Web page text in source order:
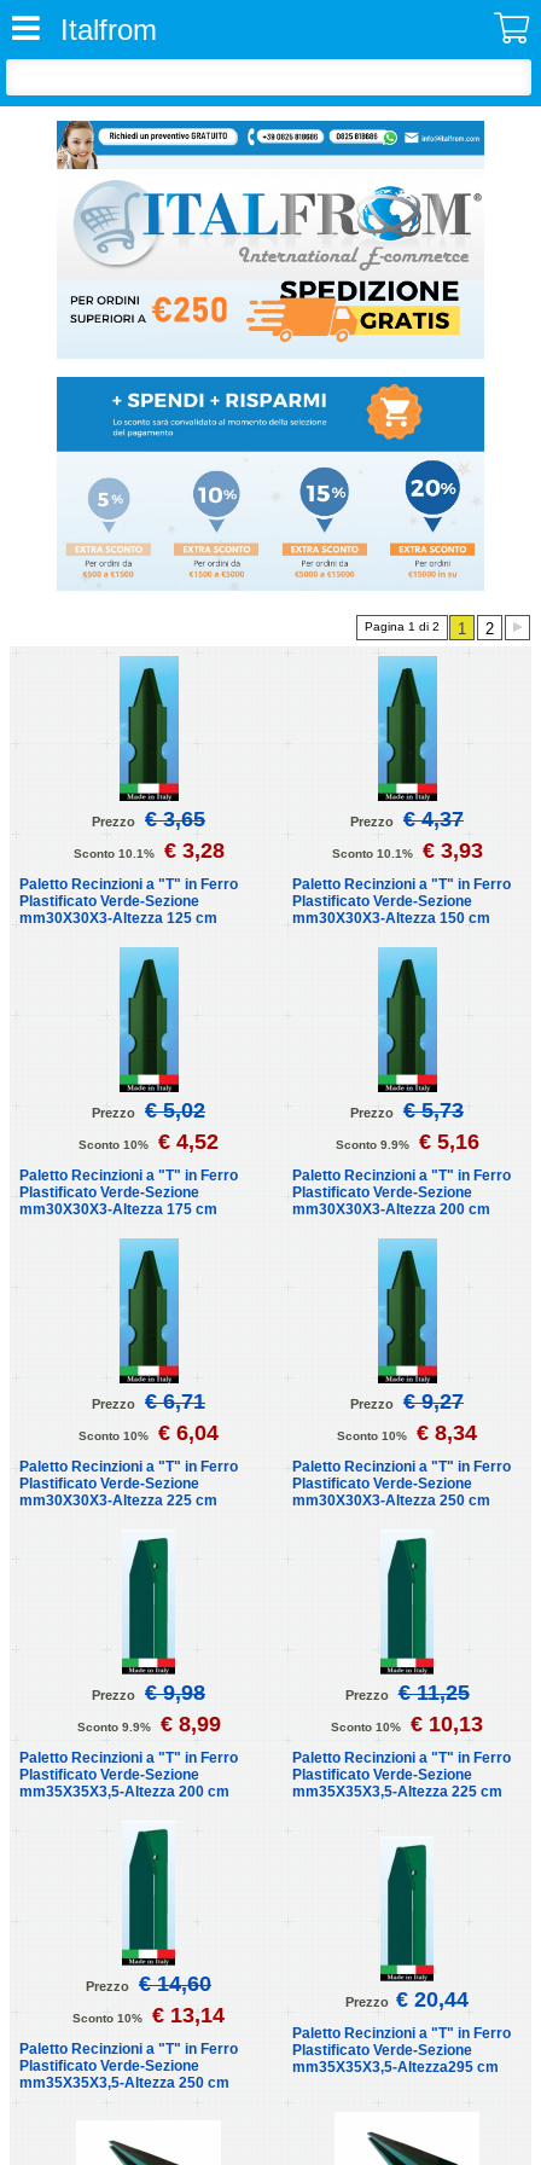
Italfrom
Pagina 1 di 2 1 2
Prezzo € 3,65
Sconto 10.1% € 3,28
Paletto Recinzioni a "T" in Ferro
Plastificato Verde-Sezione
mm30X30X3-Altezza 125 cm
Prezzo € 4,37
Sconto 10.1% € 3,93
Paletto Recinzioni a "T" in Ferro
Plastificato Verde-Sezione
mm30X30X3-Altezza 150 cm
Prezzo € 5,02
Sconto 10% € 4,52
Paletto Recinzioni a "T" in Ferro
Plastificato Verde-Sezione
mm30X30X3-Altezza 175 cm
Prezzo € 5,73
Sconto 9.9% € 5,16
Paletto Recinzioni a "T" in Ferro
Plastificato Verde-Sezione
mm30X30X3-Altezza 200 cm
Prezzo € 6,71
Sconto 10% € 6,04
Paletto Recinzioni a "T" in Ferro
Plastificato Verde-Sezione
mm30X30X3-Altezza 225 cm
Prezzo € 9,27
Sconto 10% € 8,34
Paletto Recinzioni a "T" in Ferro
Plastificato Verde-Sezione
mm30X30X3-Altezza 250 cm
Prezzo € 9,98
Sconto 9.9% € 8,99
Paletto Recinzioni a "T" in Ferro
Plastificato Verde-Sezione
mm35X35X3,5-Altezza 200 cm
Prezzo € 11,25
Sconto 10% € 10,13
Paletto Recinzioni a "T" in Ferro
Plastificato Verde-Sezione
mm35X35X3,5-Altezza 225 cm
Prezzo € 14,60
Sconto 10% € 13,14
Paletto Recinzioni a "T" in Ferro
Plastificato Verde-Sezione
mm35X35X3,5-Altezza 250 cm
Prezzo € 20,44
Paletto Recinzioni a "T" in Ferro
Plastificato Verde-Sezione
mm35X35X3,5-Altezza295 cm